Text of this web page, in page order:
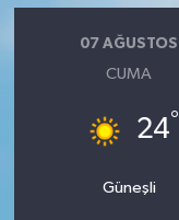
07 AĞUSTOS
CUMA
24°
Güneşli